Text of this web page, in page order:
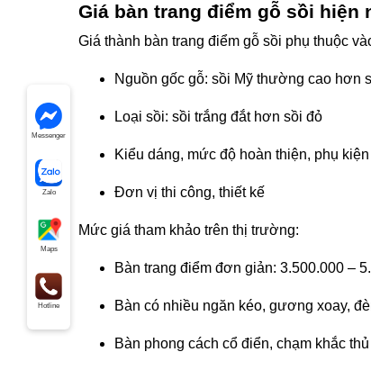
Messenger
Zalo
Maps
Hotline
Giá bàn trang điểm gỗ sồi hiện
Giá thành bàn trang điểm gỗ sồi phụ thuộc
Nguồn gốc gỗ: sồi Mỹ thường cao hơn
Loại sồi: sồi trắng đắt hơn sồi đỏ
Kiểu dáng, mức độ hoàn thiện, phụ
Đơn vị thi công, thiết kế
Mức giá tham khảo trên thị trường:
Bàn trang điểm đơn giản: 3.500.000 –
Bàn có nhiều ngăn kéo, gương xoay,
Bàn phong cách cổ điển, chạm khắc